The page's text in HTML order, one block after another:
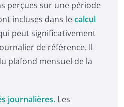
perçues sur une période
incluses dans lecalcul
peut significativement
de référence. Il
plafond mensuel de la
journalières. Les